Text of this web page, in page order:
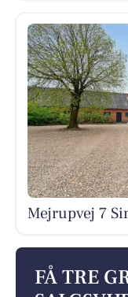
Mejrupvej 7
FÅ TRE